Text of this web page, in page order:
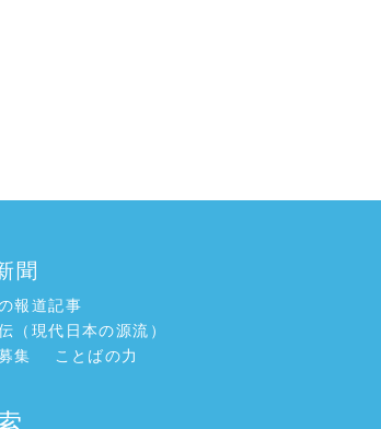
聞
報道記事
（現代日本の源流）
集
ことばの力